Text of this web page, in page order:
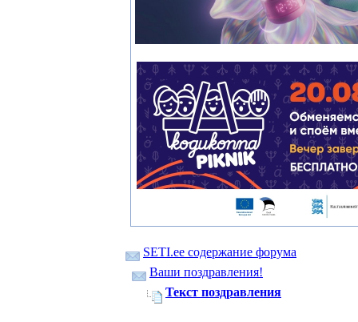
SETI.ee содержание форума
Ваши поздравления!
Текст поздравления